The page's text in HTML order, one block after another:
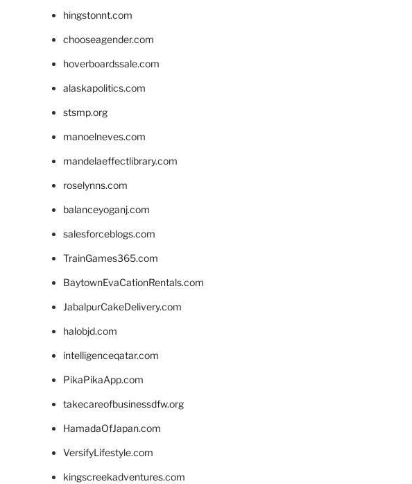
hingstonnt.com
chooseagender.com
hoverboardssale.com
alaskapolitics.com
stsmp.org
manoelneves.com
mandelaeffectlibrary.com
roselynns.com
balanceyoganj.com
salesforceblogs.com
TrainGames365.com
BaytownEvaCationRentals.com
JabalpurCakeDelivery.com
halobjd.com
intelligenceqatar.com
PikaPikaApp.com
takecareofbusinessdfw.org
HamadaOfJapan.com
VersifyLifestyle.com
kingscreekadventures.com